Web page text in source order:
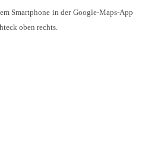
Smartphone in der Google-Maps-App
oben rechts.